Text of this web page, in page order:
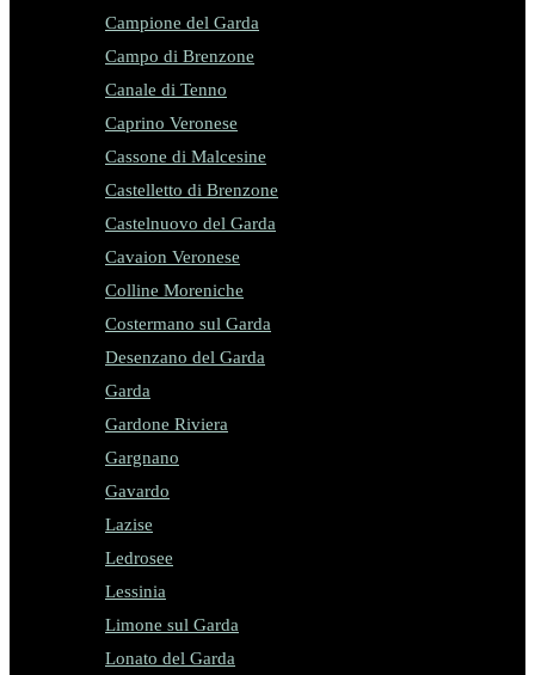
Campione del Garda
Campo di Brenzone
Canale di Tenno
Caprino Veronese
Cassone di Malcesine
Castelletto di Brenzone
Castelnuovo del Garda
Cavaion Veronese
Colline Moreniche
Costermano sul Garda
Desenzano del Garda
Garda
Gardone Riviera
Gargnano
Gavardo
Lazise
Ledrosee
Lessinia
Limone sul Garda
Lonato del Garda